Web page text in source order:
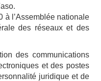
à l’Assemblée nationale
des réseaux et des
des communications
et des postes
juridique et de